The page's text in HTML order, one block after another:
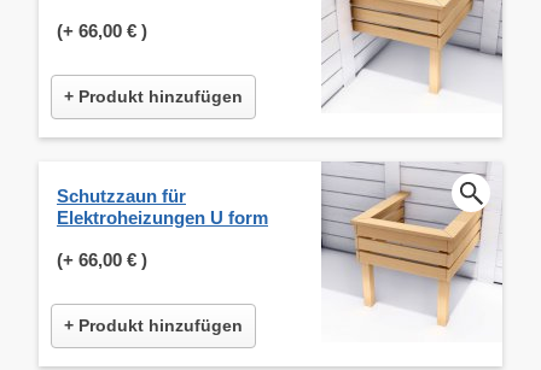
(+ 66,00 € )
+ Produkt hinzufügen
Schutzzaun für
Elektroheizungen U form
(+ 66,00 € )
+ Produkt hinzufügen